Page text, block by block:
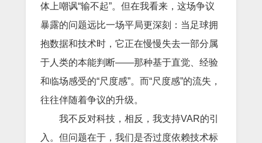
体上嘲讽“输不起”。但在我看来，这场争议
暴露的问题远比一场平局更深刻：当足球拥
抱数据和技术时，它正在慢慢失去一部分属
于人类的本能判断——那种基于直觉、经验
和临场感受的“尺度感”。而“尺度感”的流失，
往往伴随着争议的升级。
我不反对科技，相反，我支持VAR的引
入。但问题在于，我们是否过度依赖技术标